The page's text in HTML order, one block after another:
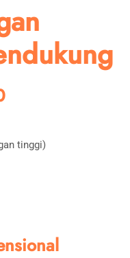
tinggi)